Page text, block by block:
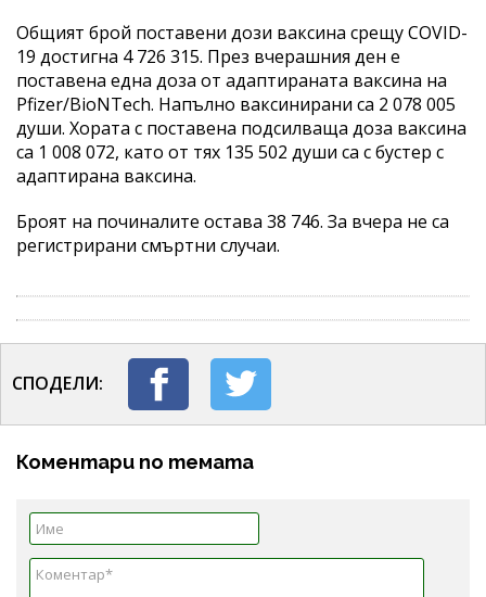
Общият брой поставени дози ваксина срещу COVID-
19 достигна 4 726 315. През вчерашния ден е
поставена една доза от адаптираната ваксина на
Pfizer/BioNTech. Напълно ваксинирани са 2 078 005
души. Хората с поставена подсилваща доза ваксина
са 1 008 072, като от тях 135 502 души са с бустер с
адаптирана ваксина.
Броят на починалите остава 38 746. За вчера не са
регистрирани смъртни случаи.
СПОДЕЛИ:
Коментари по темата